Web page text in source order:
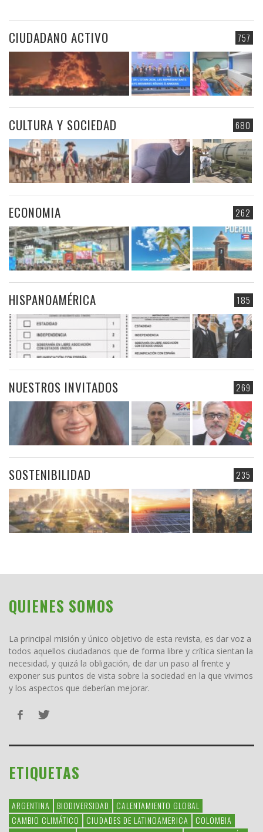
757
CIUDADANO ACTIVO
680
CULTURA Y SOCIEDAD
262
ECONOMIA
185
HISPANOAMÉRICA
269
NUESTROS INVITADOS
235
SOSTENIBILIDAD
QUIENES SOMOS
La principal misión y único objetivo de esta revista, es dar voz a
todos aquellos ciudadanos que de forma libre y crítica sientan la
necesidad, y quizá la obligación, de dar un paso al frente y
exponer sus puntos de vista sobre la sociedad en la que vivimos
y los aspectos que deberían mejorar.
ETIQUETAS
ARGENTINA BIODIVERSIDAD
CALENTAMIENTO GLOBAL
CAMBIO CLIMÁTICO
CIUDADES DE LATINOAMERICA
COLOMBIA